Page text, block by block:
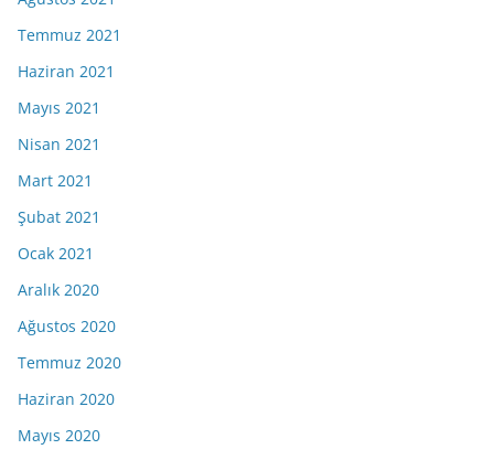
Temmuz 2021
Haziran 2021
Mayıs 2021
Nisan 2021
Mart 2021
Şubat 2021
Ocak 2021
Aralık 2020
Ağustos 2020
Temmuz 2020
Haziran 2020
Mayıs 2020